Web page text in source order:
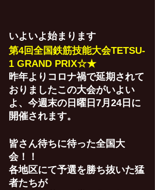
いよいよ始まります
第4回全国鉄筋技能大会TETSU-
1 GRAND PRIX☆★
昨年よりコロナ禍で延期されて
おりましたこの大会がいよい
よ、今週末の日曜日7月24日に
開催されます。
皆さん待ちに待った全国大
会！！
各地区にて予選を勝ち抜いた猛
者たちが